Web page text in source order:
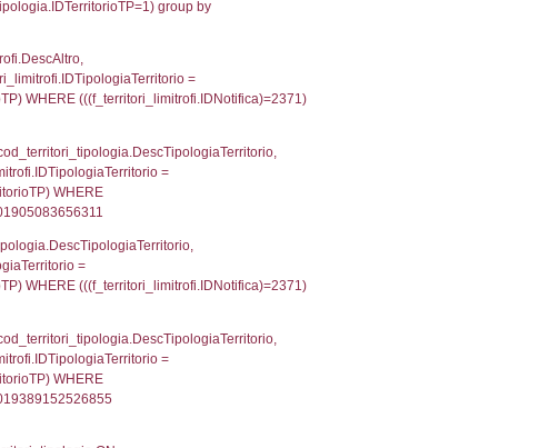
0.0030889511108398
INNER JOIN a2_personale a2p ON
0.002633810043335
d1_controlli.UffCompetente,
d1_controlli.Pec FROM cod_ipa_aoo INNER
executionMS: 0.0078480243682861
, executionMS: 0.0021951198577881
DATE_FORMAT(DataApertura, '%d/%m/%Y') as
%m/%Y') as DataUltimoPIR FROM d3_ispezioni